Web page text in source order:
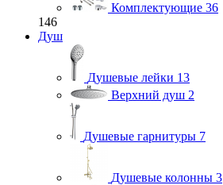
Комплектующие 36
146
Душ
Душевые лейки 13
Верхний душ 2
Душевые гарнитуры 7
Душевые колонны 3